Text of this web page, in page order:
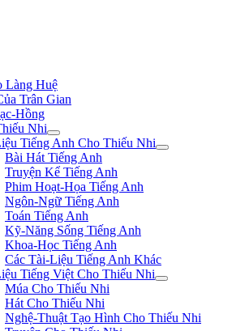
Làng Huệ
Trân Gian
Hồng
Nhi
Tiếng Anh Cho Thiếu Nhi
Bài Hát Tiếng Anh
Truyện Kể Tiếng Anh
Phim Hoạt-Họa Tiếng Anh
Ngôn-Ngữ Tiếng Anh
Toán Tiếng Anh
Kỹ-Năng Sống Tiếng Anh
Khoa-Học Tiếng Anh
Các Tài-Liệu Tiếng Anh Khác
Tiếng Việt Cho Thiếu Nhi
Múa Cho Thiếu Nhi
Hát Cho Thiếu Nhi
Nghệ-Thuật Tạo Hình Cho Thiếu Nhi